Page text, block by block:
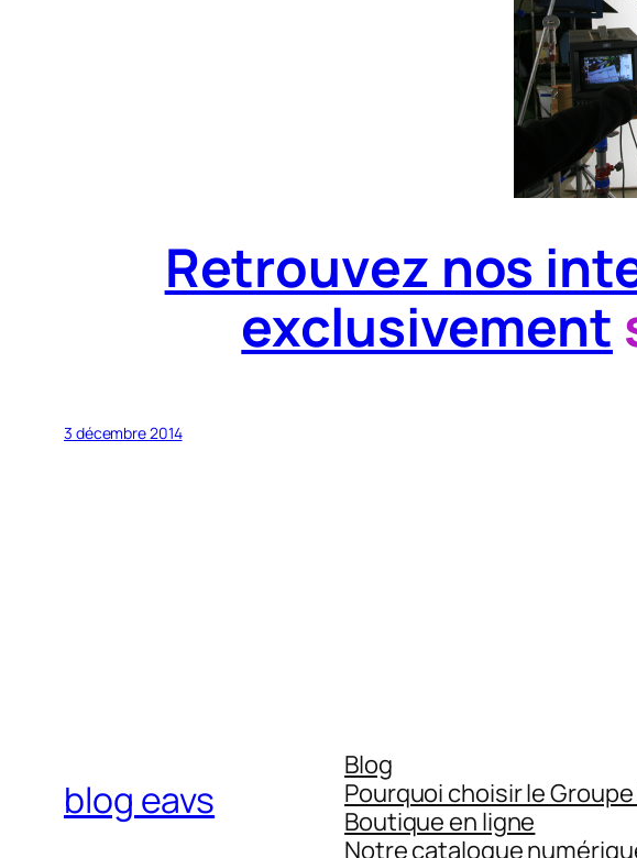
Retrouvez nos
exclusivement
3 décembre 2014
blog eavs
Blog
Pourquoi choisir le
Boutique en ligne
Notre catalogue